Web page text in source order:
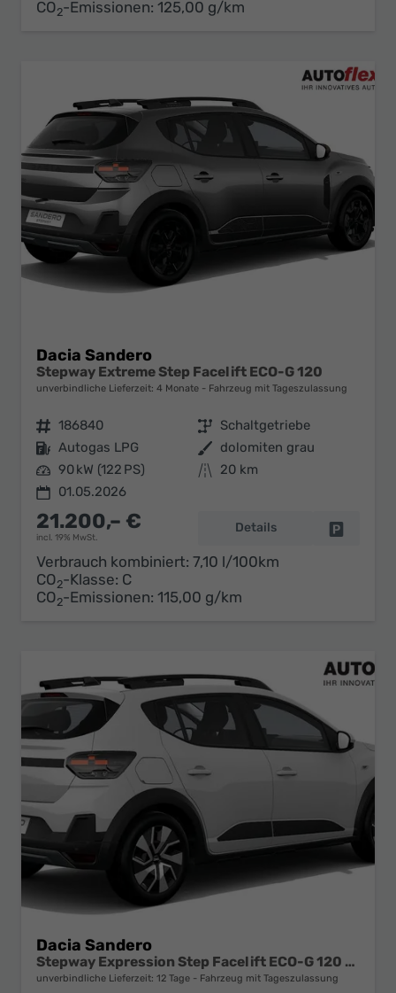
CO2-Emissionen: 125,00 g/km
Dacia Sandero
Stepway Extreme Step Facelift ECO-G 120
unverbindliche Lieferzeit: 4 Monate Fahrzeug mit Tageszulassung
Fahrzeugnr. 186840 Getriebe Schaltgetriebe
Kraftstoff Autogas LPG Außenfarbe dolomiten grau
Leistung 90 kW (122 PS) Kilometerstand
20 km
01.05.2026
21.200,– €
incl. 19% MwSt.
Details
Verbrauch kombiniert: 7,10 l/100km
CO2-Klasse: C
CO2-Emissionen: 115,00 g/km
Dacia Sandero
Stepway Expression Step Facelift ECO-G 120 AT
unverbindliche Lieferzeit: 12 Tage Fahrzeug mit Tageszulassung